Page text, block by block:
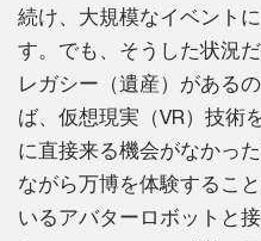
続け、大規模なイベント
す。でも、そうした状況
レガシー（遺産）がある
ば、仮想現実（VR）技術
に直接来る機会がなかっ
ながら万博を体験するこ
いるアバターロボットと